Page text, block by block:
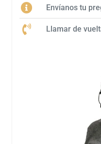
Envíanos tu
Llamar de